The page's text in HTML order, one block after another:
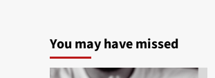
You may have missed